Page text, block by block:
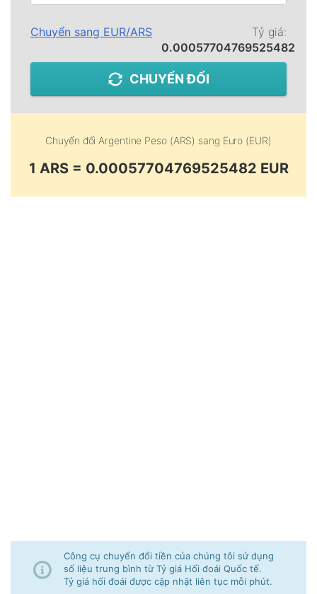
Chuyển sang EUR/ARS
Tỷ giá:
0.00057704769525482
CHUYỂN ĐỔI
Chuyển đổi Argentine Peso (ARS) sang Euro (EUR)
1 ARS = 0.00057704769525482 EUR
Công cụ chuyển đổi tiền của chúng tôi sử dụng
số liệu trung bình từ Tỷ giá Hối đoái Quốc tế.
Tỷ giá hối đoái được cập nhật liên tục mỗi phút.